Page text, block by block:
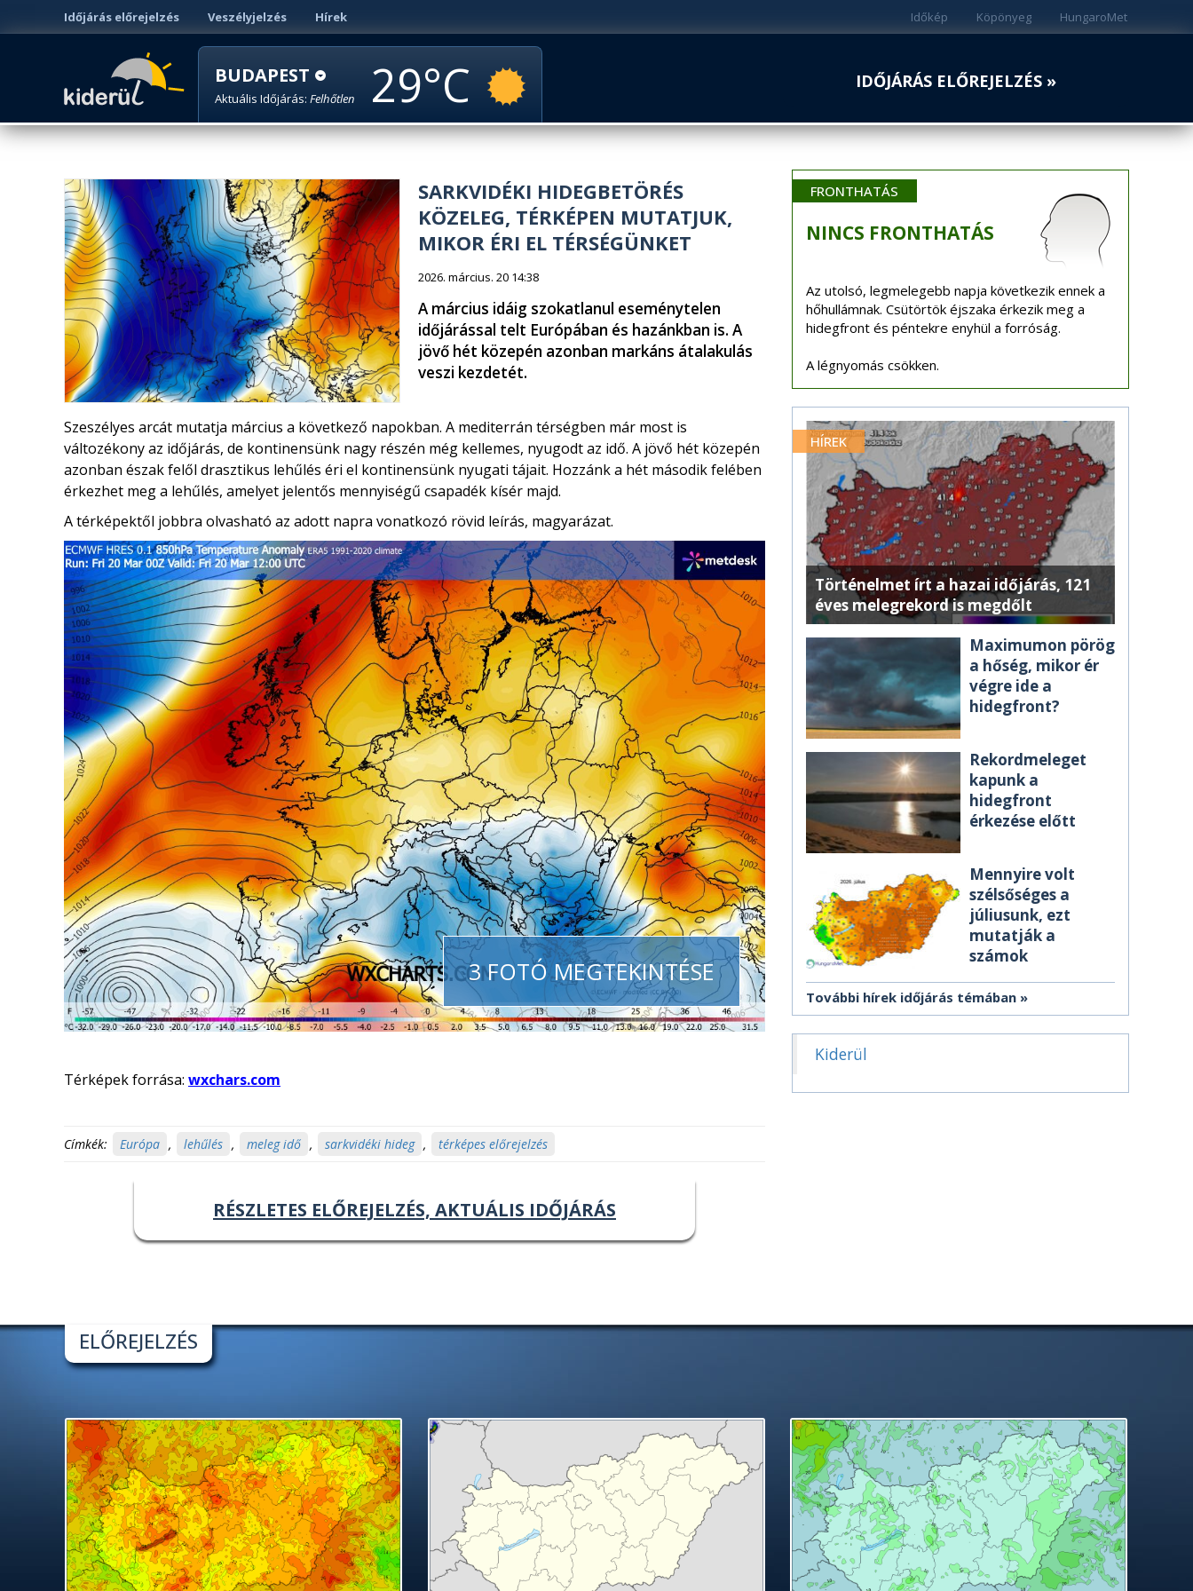
Időjárás előrejelzés Veszélyjelzés Hírek HungaroMet
Köpönyeg
Időkép
BUDAPEST
Aktuális Időjárás: Felhőtlen 29 IDŐJÁRÁS ELŐREJELZÉS »
SARKVIDÉKI HIDEGBETÖRÉS
KÖZELEG, TÉRKÉPEN MUTATJUK,
MIKOR ÉRI EL TÉRSÉGÜNKET
2026. március. 20 14:38
A március idáig szokatlanul eseménytelen
időjárással telt Európában és hazánkban is. A
jövő hét közepén azonban markáns átalakulás
veszi kezdetét.
Szeszélyes arcát mutatja március a következő napokban. A mediterrán térségben már most is
változékony az időjárás, de kontinensünk nagy részén még kellemes, nyugodt az idő. A jövő hét közepén
azonban észak felől drasztikus lehűlés éri el kontinensünk nyugati tájait. Hozzánk a hét második felében
érkezhet meg a lehűlés, amelyet jelentős mennyiségű csapadék kísér majd.
A térképektől jobbra olvasható az adott napra vonatkozó rövid leírás, magyarázat.
3 FOTÓ MEGTEKINTÉSE
Térképek forrása: wxchars.com
Címkék: Európa , lehűlés , meleg idő , sarkvidéki hideg , térképes előrejelzés
RÉSZLETES ELŐREJELZÉS, AKTUÁLIS IDŐJÁRÁS
FRONTHATÁS
NINCS FRONTHATÁS
Az utolsó, legmelegebb napja következik ennek a
hőhullámnak. Csütörtök éjszaka érkezik meg a
hidegfront és péntekre enyhül a forróság.
A légnyomás csökken.
HÍREK
Történelmet írt a hazai időjárás, 121
éves melegrekord is megdőlt
Maximumon pörög
a hőség, mikor ér
végre ide a
hidegfront?
Rekordmeleget
kapunk a
hidegfront
érkezése előtt
Mennyire volt
szélsőséges a
júliusunk, ezt
mutatják a
számok
További hírek időjárás témában
Kiderül
ELŐREJELZÉS